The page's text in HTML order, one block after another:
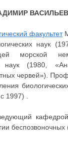
факультет
наук
морской
наук (1980,
червей»).
1997) .